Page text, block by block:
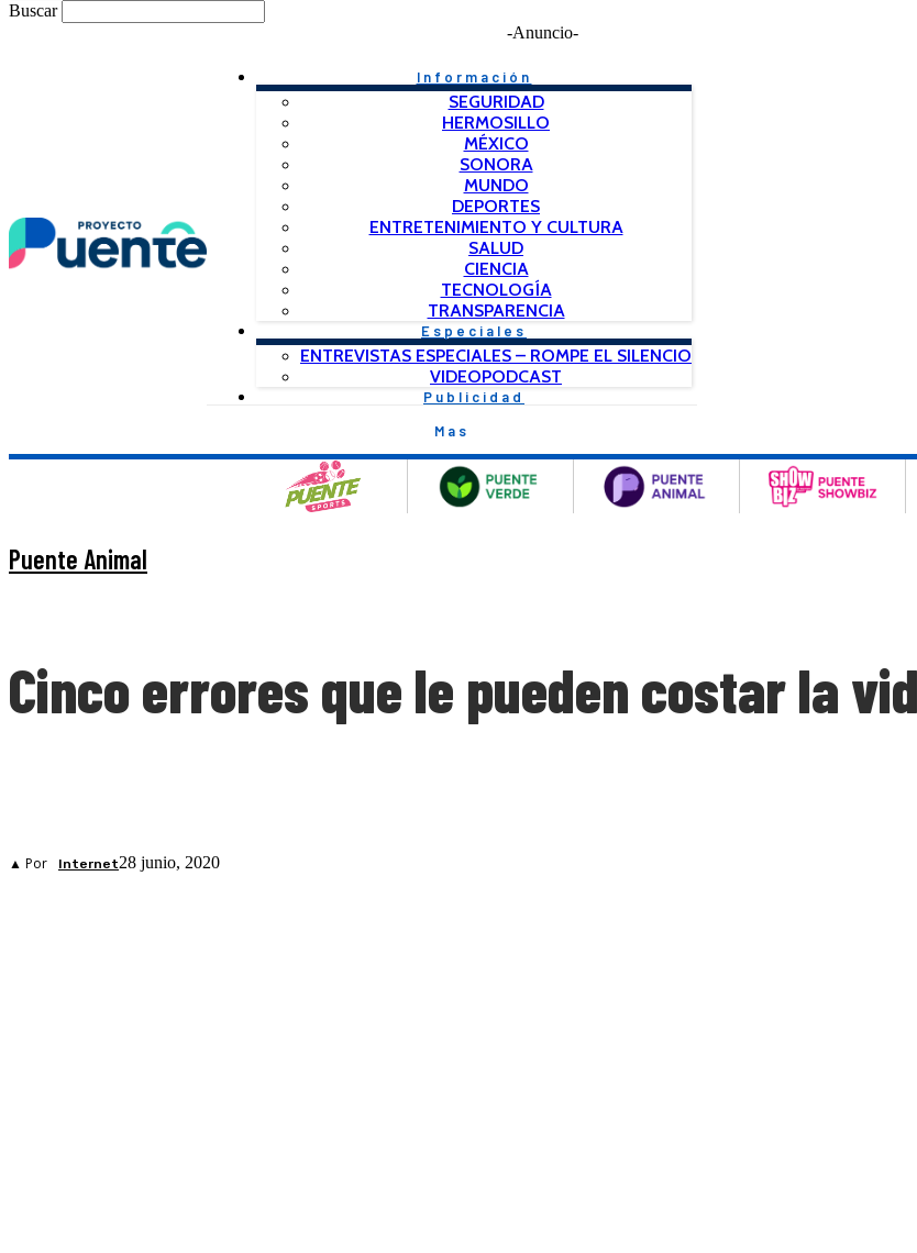
Buscar
-Anuncio-
Información
SEGURIDAD
HERMOSILLO
MÉXICO
SONORA
MUNDO
DEPORTES
ENTRETENIMIENTO Y CULTURA
SALUD
CIENCIA
TECNOLOGÍA
TRANSPARENCIA
Especiales
ENTREVISTAS ESPECIALES – ROMPE EL SILENCIO
VIDEOPODCAST
Publicidad
Mas
Puente Animal
Cinco errores que le pueden costar la
▲ Por Internet28 junio, 2020